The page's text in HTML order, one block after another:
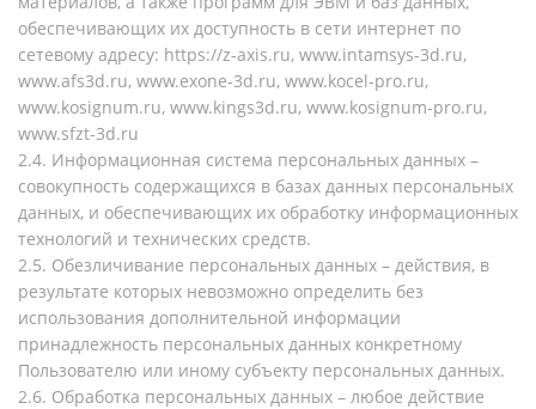
обеспечивающих их доступность в сети интернет по
сетевому адресу: https://z-axis.ru, www.intamsys-3d.ru,
www.afs3d.ru, www.exone-3d.ru, www.kocel-pro.ru,
www.kosignum.ru, www.kings3d.ru, www.kosignum-pro.ru,
www.sfzt-3d.ru
2.4. Информационная система персональных данных –
совокупность содержащихся в базах данных персональных
данных, и обеспечивающих их обработку информационных
технологий и технических средств.
2.5. Обезличивание персональных данных – действия, в
результате которых невозможно определить без
использования дополнительной информации
принадлежность персональных данных конкретному
Пользователю или иному субъекту персональных данных.
2.6. Обработка персональных данных – любое действие